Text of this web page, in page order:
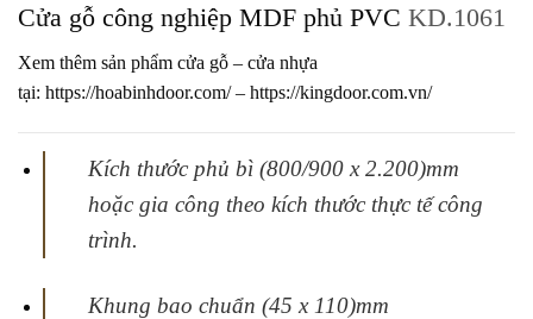
Cửa gỗ công nghiệp MDF phủ PVC KD.1061
Xem thêm sản phẩm cửa gỗ – cửa nhựa
tại: https://hoabinhdoor.com/– https://kingdoor.com.vn/
Kích thước phủ bì (800/900 x 2.200)mm
hoặc gia công theo kích thước thực tếcông
trình.
Khung bao chuẩn (45 x 110)mm